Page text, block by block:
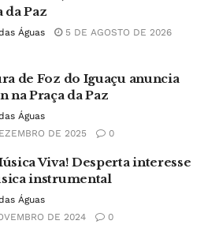
da Paz
Águas
5 DE AGOSTO DE 2026
de Foz do Iguaçu anuncia
na Praça da Paz
Águas
DE 2025
0
Viva! Desperta interesse
instrumental
Águas
DE 2024
0